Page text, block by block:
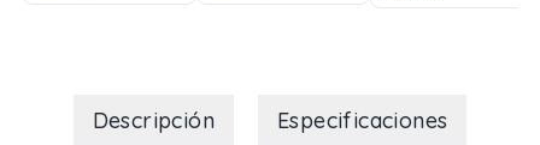
Descripción Especificaciones